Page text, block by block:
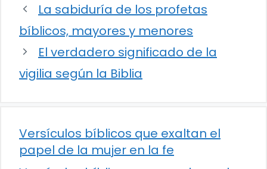
La sabiduría de los profetas
bíblicos, mayores y menores
El verdadero significado de la
vigilia según la Biblia
Versículos bíblicos que exaltan el
papel de la mujer en la fe